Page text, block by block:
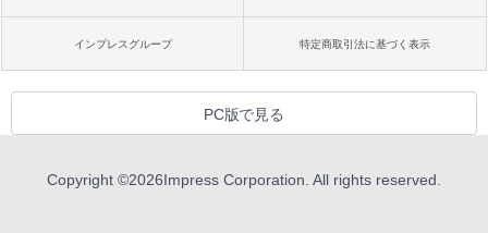
インプレスグループ 特定商取引法に基づく表示
PC版で見る
Copyright ©2026Impress Corporation. All rights reserved.